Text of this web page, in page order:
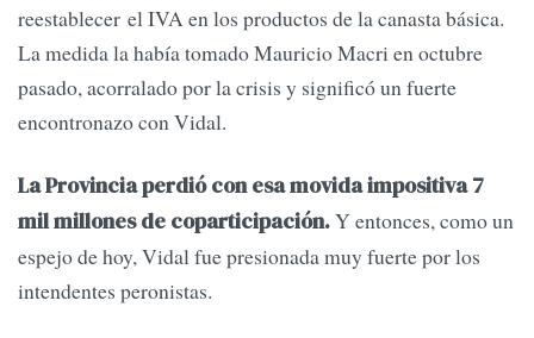
reestablecer el IVA en los productos de la canasta básica.
La medida la había tomado Mauricio Macri en octubre
pasado, acorralado por la crisis y significó un fuerte
encontronazo con Vidal.
La Provincia perdió con esa movida impositiva 7
mil millones de coparticipación.Y entonces, como un
espejo de hoy, Vidal fue presionada muy fuerte por los
intendentes peronistas.